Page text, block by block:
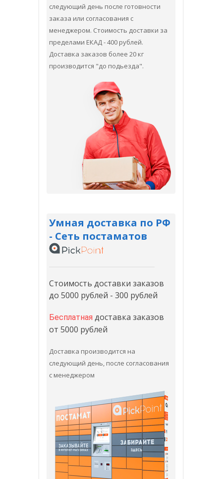
следующий день после готовности
заказа или согласования с
менеджером. Стоимость доставки за
пределами ЕКАД - 400 рублей.
Доставка заказов более 20 кг
производится "до подьезда".
Умная доставка по РФ
- Сеть постаматов
Стоимость доставки заказов
до 5000 рублей - 300 рублей
Бесплатная доставка заказов
от 5000 рублей
Доставка производится на
следующий день, после согласования
с менеджером